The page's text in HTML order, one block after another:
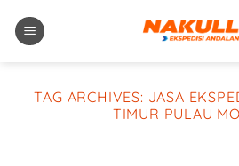
TAG ARCHIVES: JASA
TIMUR PULAU